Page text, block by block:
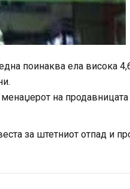
поинаква ела висока
на
за штетниот отпад и